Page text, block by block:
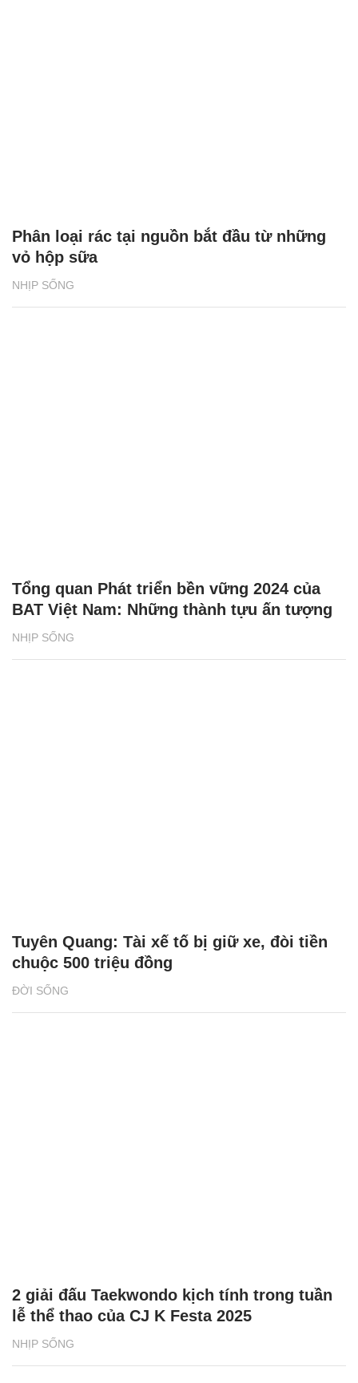
NHỊP SỐNG
Phân loại rác tại nguồn bắt đầu từ những
vỏ hộp sữa
NHỊP SỐNG
Tổng quan Phát triển bền vững 2024 của
BAT Việt Nam: Những thành tựu ấn tượng
ĐỜI SỐNG
Tuyên Quang: Tài xế tố bị giữ xe, đòi tiền
chuộc 500 triệu đồng
NHỊP SỐNG
2 giải đấu Taekwondo kịch tính trong tuần
lễ thể thao của CJ K Festa 2025